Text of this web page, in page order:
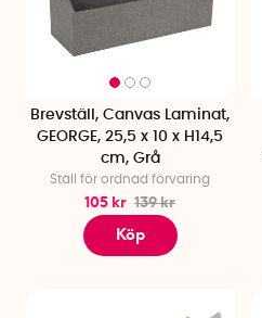
Brevställ, Canvas Laminat,
GEORGE, 25,5 x 10 x H14,5
cm, Grå
Ställ för ordnad förvaring
105 kr 139 kr
Köp